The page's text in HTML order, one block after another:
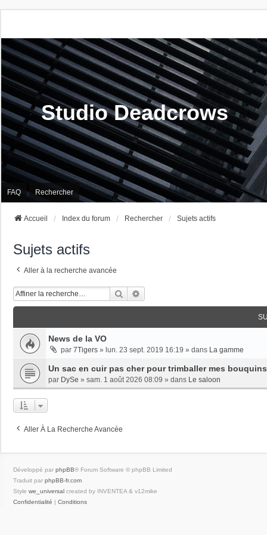
Studio Deadcrows
FAQ Rechercher
Accueil Index du forum Rechercher Sujets actifs
Sujets actifs
Aller à la recherche avancée
Rechercher
News de la VO
par 7Tigers » lun. 23 sept. 2019 16:19 » dans La gamme
Un sac en cuir pas cher pour trimballer mes
par DySe » sam. 1 août 2026 08:09 » dans Le saloon
Aller À La Recherche Avancée
Développé par phpBB® Forum Software © phpBB Limited
Traduit par phpBB-fr.com
Style we_universal created by INVENTEA & v12mike
Confidentialité | Conditions